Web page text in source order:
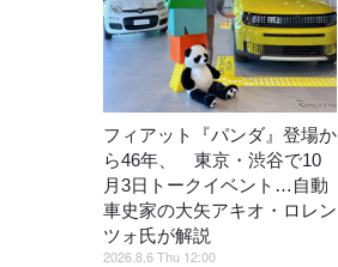
フィアット『パンダ』登場か
ら46年、 東京・渋谷で10
月3日トークイベント…自動
車史家の大矢アキオ・ロレン
ツォ氏が解説
2026.8.6 Thu 12:00